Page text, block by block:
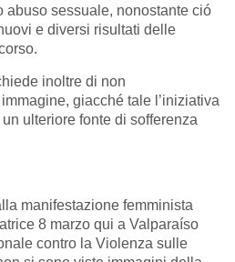
abuso sessuale, nonostante ció
e diversi risultati delle
inoltre di non
giacché tale l’iniziativa
ulteriore fonte di sofferenza
manifestazione femminista
8 marzo qui a Valparaíso
contro la Violenza sulle